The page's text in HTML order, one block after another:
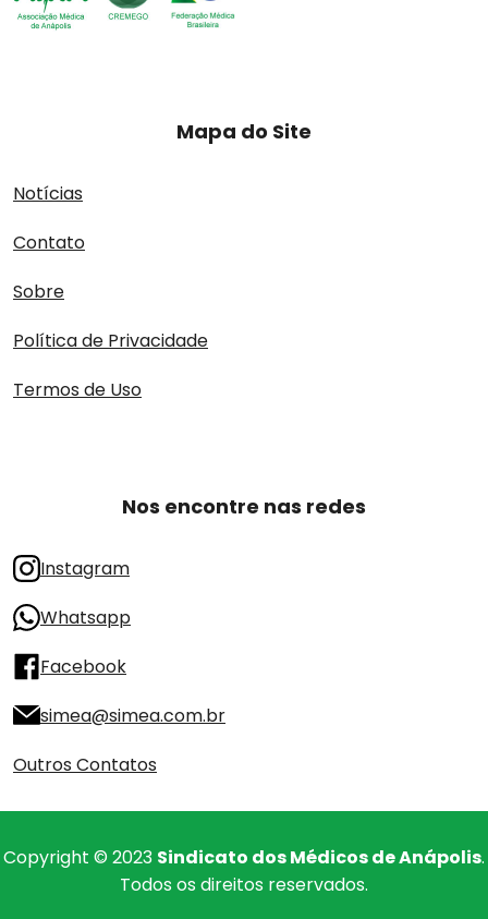
Mapa do Site
Notícias
Contato
Sobre
Política de Privacidade
Termos de Uso
Nos encontre nas redes
Instagram
Whatsapp
Facebook
simea@simea.com.br
Outros Contatos
Copyright © 2023 Sindicato dos Médicos de Anápolis.
Todos os direitos reservados.